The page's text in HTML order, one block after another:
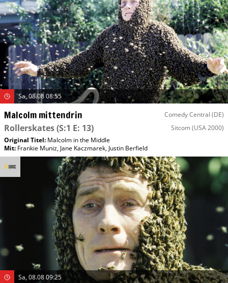
Sa, 08.08 08:55
Malcolm mittendrin Comedy Central (DE)
Rollerskates(S:1 E: 13) Sitcom (USA 2000)
Original Titel: Malcolm in the Middle
Mit: Frankie Muniz, Jane Kaczmarek, Justin Berfield
Sa, 08.08 09:25